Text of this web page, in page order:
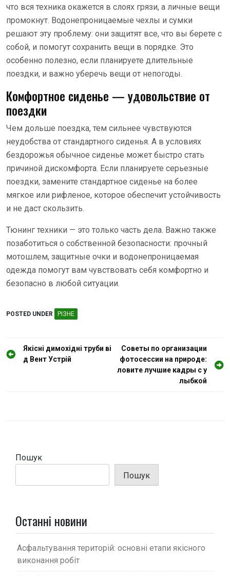
что вся техника окажется в слоях грязи, а личные вещи
промокнут. Водонепроницаемые чехлы и сумки
решают эту проблему: они защитят все, что вы берете с
собой, и помогут сохранить вещи в порядке. Это
особенно полезно, если планируете длительные
поездки, и важно уберечь вещи от непогоды.
Комфортное сиденье — удовольствие от
поездки
Чем дольше поездка, тем сильнее чувствуются
неудобства от стандартного сиденья. А в условиях
бездорожья обычное сиденье может быстро стать
причиной дискомфорта. Если планируете серьезные
поездки, замените стандартное сиденье на более
мягкое или рифленое, которое обеспечит устойчивость
и не даст скользить.
Тюнинг техники — это только часть дела. Важно также
позаботиться о собственной безопасности: прочный
мотошлем, защитные очки и водонепроницаемая
одежда помогут вам чувствовать себя комфортно и
безопасно в любой ситуации.
POSTED UNDER РІЗНЕ
Н
Якісні димохідні труби ві
д Вент Устрій
Советы по организации
фотосессии на природе:
ловите лучшие кадры с у
лыбкой
Пошук
Пошук
Останні новини
Асфальтування територій: основні етапи якісного
виконання робіт